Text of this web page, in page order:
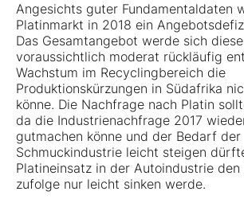
Angesichts guter Fundamentaldaten
Platinmarkt in 2018 ein
Das Gesamtangebot werde sich
voraussichtlich moderat rückläufig
Wachstum im Recyclingbereich die
Produktionskürzungen in Südafrika
könne. Die Nachfrage nach Platin
da die Industrienachfrage 2017
gutmachen könne und der Bedarf der
Schmuckindustrie leicht steigen
Platineinsatz in der Autoindustrie den
zufolge nur leicht sinken werde.